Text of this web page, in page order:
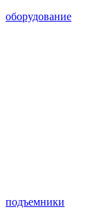
оборудование
подъемники